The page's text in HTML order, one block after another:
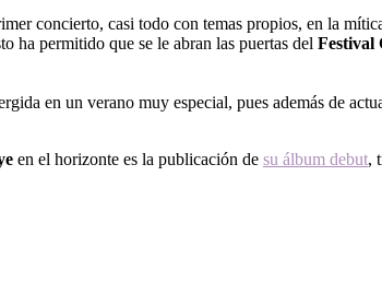
concierto, casi todo con temas propios, en la
ha permitido que se le abran las puertas del Festival
en un verano muy especial, pues además de
en el horizonte es la publicación de su álbum debut,